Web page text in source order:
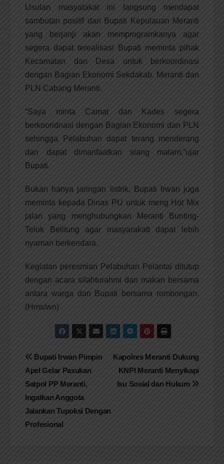
Usulan masyatakat ini langsung mendapat
sambutan positif dari Bupati Kepulauan Meranti
yang berjanji akan memprogramkanya agar
segera dapat terealisasi Bupati meminta pihak
Kecamatan dan Desa untuk berkoordinasi
dengan Bagian Ekonomi Sekdakab. Meranti dan
PLN Cabang Meranti.
“Saya minta Camat dan Kades segera
berkooridnasi dengan Bagian Ekonomi dan PLN
sehingga Pelabuhan dapat terang menderang
dan dapat dimanfaatkan siang malam,”ujar
Bupati.
Bukan hanya jaringan listrik, Bupati Irwan juga
meminta kepada Dinas PU untuk meng Hot Mix
jalan yang menghubungkan Meranti Bunting-
Teluk Belitung agar masyarakatt dapat lebih
nyaman berkendara.
Kegiatan peresmian Pelabuhan Pelantai ditutup
dengan acara silahturahmi dan makan bersama
antara warga dan Bupati bersama rombongan.
(Hms/wn)
Navigasi
pos
Kapolres Meranti Dukung
KNPI Meranti Menyikapi
Isu Sosial dan Hukum
Bupati Irwan Pimpin
Apel Gelar Pasukan
Satpol PP Meranti,
Ingatkan Anggota
Jalankan Tupoksi Dengan
Profesional